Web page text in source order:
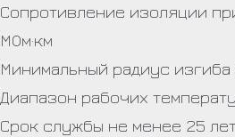
Сопротивление изоляции
МОм·км
Минимальный радиус
Диапазон рабочих
Срок службы не менее 25